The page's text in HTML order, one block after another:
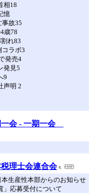
相18
憶
事故35
歳78
れ83
コラボ3
発売4
発見5
9
声明 2
一会 - 一期一会
税理士会連合会
生産性本部からのお知らせ
」応募受付について